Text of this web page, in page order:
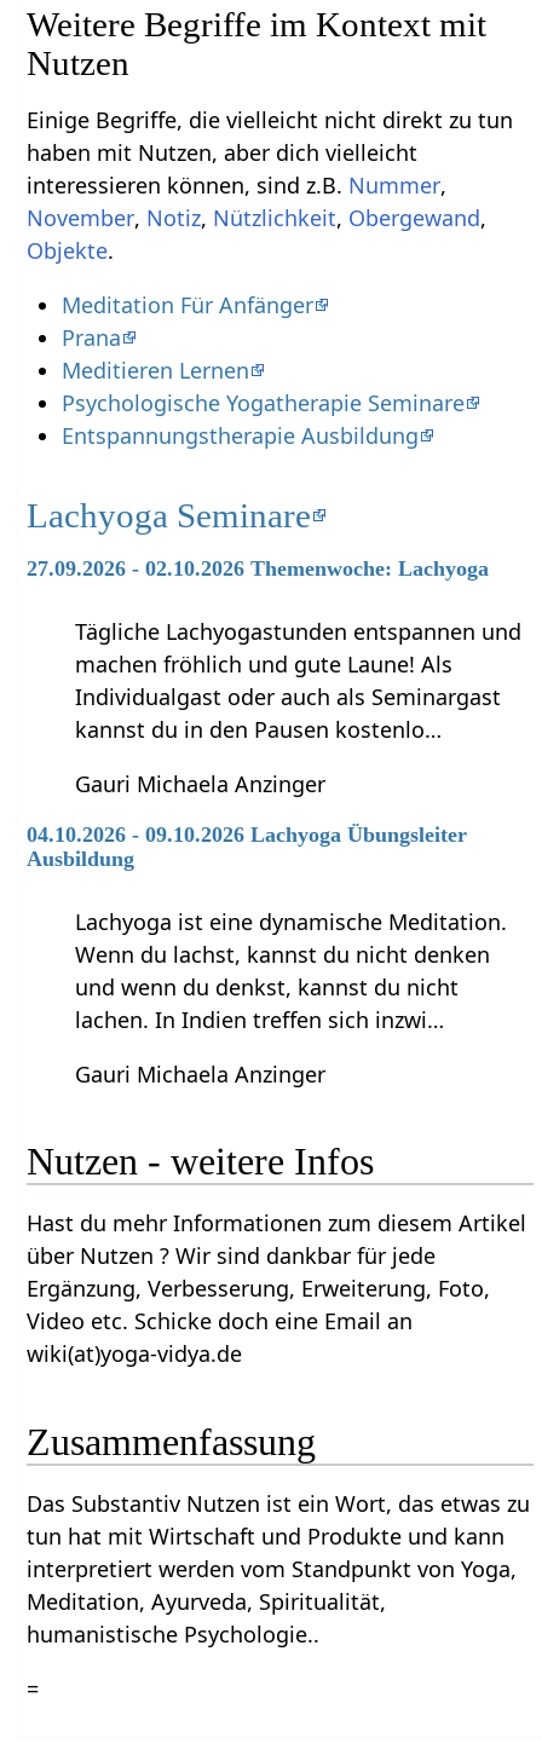
Weitere Begriffe im Kontext mit
Einige Begriffe, die vielleicht nicht direkt zu tun
haben mit Nutzen‏‎, aber dich vielleicht
interessieren können, sind z.B.
,
, , ,
,
.
Meditation Für Anfänger
Prana
Meditieren Lernen
Psychologische Yogatherapie Seminare
Entspannungstherapie Ausbildung
Lachyoga Seminare
27.09.2026 - 02.10.2026 Themenwoche: Lachyoga
Tägliche Lachyogastunden entspannen und
machen fröhlich und gute Laune! Als
Individualgast oder auch als Seminargast
kannst du in den Pausen kostenlo…
Gauri Michaela Anzinger
04.10.2026 - 09.10.2026 Lachyoga Übungsleiter
Ausbildung
Lachyoga ist eine dynamische Meditation.
Wenn du lachst, kannst du nicht denken
und wenn du denkst, kannst du nicht
lachen. In Indien treffen sich inzwi…
Gauri Michaela Anzinger
Nutzen‏‎ - weitere Infos
Hast du mehr Informationen zum diesem Artikel
über Nutzen‏‎ ? Wir sind dankbar für jede
Ergänzung, Verbesserung, Erweiterung, Foto,
Video etc. Schicke doch eine Email an
wiki(at)yoga-vidya.de
Zusammenfassung
Das Substantiv Nutzen‏‎ ist ein Wort, das etwas zu
tun hat mit Wirtschaft und Produkte und kann
interpretiert werden vom Standpunkt von Yoga,
Meditation, Ayurveda, Spiritualität,
humanistische Psychologie..
=